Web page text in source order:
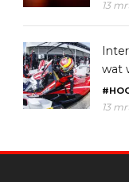
13
wat
13